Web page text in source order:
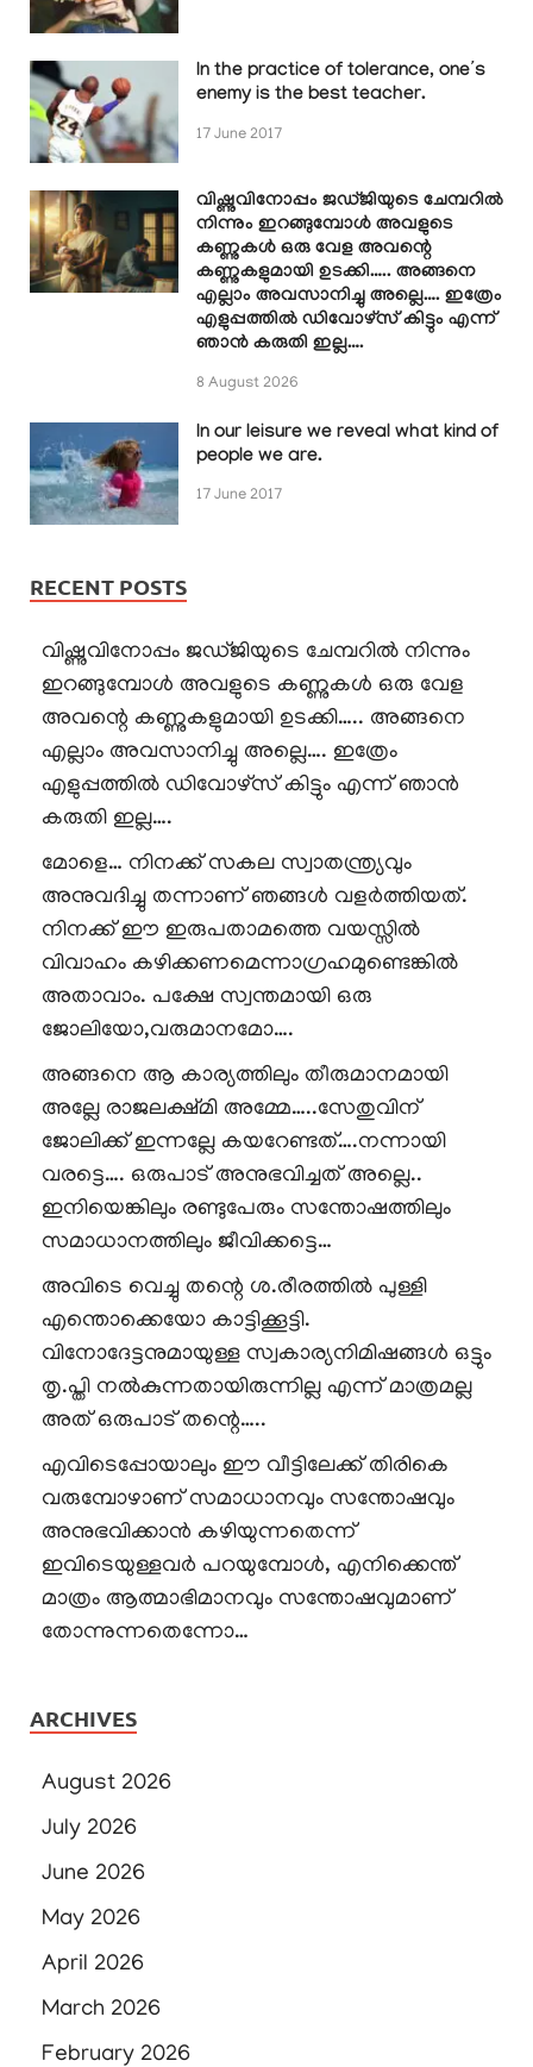
In the practice of tolerance, one’s
enemy is the best teacher.
17 June 2017
വിഷ്ണുവിനോപ്പം ജഡ്ജിയുടെ ചേമ്പറിൽ
നിന്നും ഇറങ്ങുമ്പോൾ അവളുടെ
കണ്ണുകൾ ഒരു വേള അവന്റെ
കണ്ണുകളുമായി ഉടക്കി….. അങ്ങനെ
എല്ലാം അവസാനിച്ചു അല്ലെ…. ഇത്രേം
എളുപ്പത്തിൽ ഡിവോഴ്സ് കിട്ടും എന്ന്
ഞാൻ കരുതി ഇല്ല….
8 August 2026
In our leisure we reveal what kind of
people we are.
17 June 2017
RECENT POSTS
വിഷ്ണുവിനോപ്പം ജഡ്ജിയുടെ ചേമ്പറിൽ നിന്നും
ഇറങ്ങുമ്പോൾ അവളുടെ കണ്ണുകൾ ഒരു വേള
അവന്റെ കണ്ണുകളുമായി ഉടക്കി….. അങ്ങനെ
എല്ലാം അവസാനിച്ചു അല്ലെ…. ഇത്രേം
എളുപ്പത്തിൽ ഡിവോഴ്സ് കിട്ടും എന്ന് ഞാൻ
കരുതി ഇല്ല….
മോളെ… നിനക്ക് സകല സ്വാതന്ത്ര്യവും
അനുവദിച്ചു തന്നാണ് ഞങ്ങൾ വളർത്തിയത്.
നിനക്ക് ഈ ഇരുപതാമത്തെ വയസ്സിൽ
വിവാഹം കഴിക്കണമെന്നാഗ്രഹമുണ്ടെങ്കിൽ
അതാവാം. പക്ഷേ സ്വന്തമായി ഒരു
ജോലിയോ,വരുമാനമോ….
അങ്ങനെ ആ കാര്യത്തിലും തീരുമാനമായി
അല്ലേ രാജലക്ഷ്മി അമ്മേ…..സേതുവിന്
ജോലിക്ക് ഇന്നല്ലേ കയറേണ്ടത്….നന്നായി
വരട്ടെ…. ഒരുപാട് അനുഭവിച്ചത് അല്ലെ..
ഇനിയെങ്കിലും രണ്ടുപേരും സന്തോഷത്തിലും
സമാധാനത്തിലും ജീവിക്കട്ടെ…
അവിടെ വെച്ചു തന്റെ ശ.രീരത്തിൽ പുള്ളി
എന്തൊക്കെയോ കാട്ടിക്കൂട്ടി.
വിനോദേട്ടനുമായുള്ള സ്വകാര്യനിമിഷങ്ങൾ ഒട്ടും
തൃ.പ്തി നൽകുന്നതായിരുന്നില്ല എന്ന് മാത്രമല്ല
അത് ഒരുപാട് തന്റെ…..
എവിടെപ്പോയാലും ഈ വീട്ടിലേക്ക് തിരികെ
വരുമ്പോഴാണ് സമാധാനവും സന്തോഷവും
അനുഭവിക്കാൻ കഴിയുന്നതെന്ന്
ഇവിടെയുള്ളവർ പറയുമ്പോൾ, എനിക്കെന്ത്
മാത്രം ആത്മാഭിമാനവും സന്തോഷവുമാണ്
തോന്നുന്നതെന്നോ…
ARCHIVES
August 2026
July 2026
June 2026
May 2026
April 2026
March 2026
February 2026